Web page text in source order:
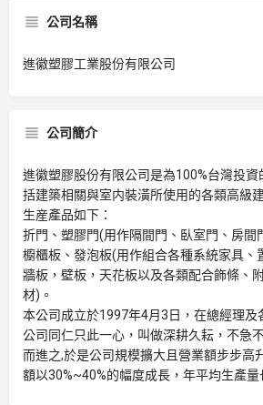
公司名稱
進徽塑膠工業股份有限公司
公司簡介
進徽塑膠股份有限公司是為100%台灣投資
括建築相關與室内裝潢所使用的各類高級
生産產品如下：
折門、塑膠門(用作隔間門、臥室門、房間
櫥櫃板、發泡板(用作組合各種系統家具、
牆板，壁板，天花板以及各類配合飾條、
材)。
本公司成立於1997年4月3日，在總經理及
公司同仁只此一心，叫做深耕久耘，不急
而進之,於是公司規模擴大且營業額步步高
額以30%~40%的幅度成長，年平均生產量